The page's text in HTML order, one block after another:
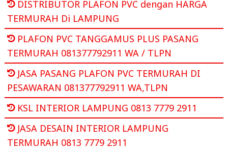
DISTRIBUTOR PLAFON PVC dengan HARGA
TERMURAH Di LAMPUNG
PLAFON PVC TANGGAMUS PLUS PASANG
TERMURAH 081377792911 WA / TLPN
JASA PASANG PLAFON PVC TERMURAH DI
PESAWARAN 081377792911 WA,TLPN
KSL INTERIOR LAMPUNG 0813 7779 2911
JASA DESAIN INTERIOR LAMPUNG
TERMURAH 0813 7779 2911